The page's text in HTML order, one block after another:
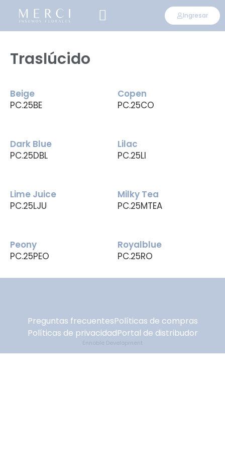
Ingresar
Traslúcido
PC.25BE
Beige
PC.25CO
Copen
PC.25DBL
Dark Blue
PC.25LI
Lilac
PC.25LJU
Lime Juice
PC.25MTEA
Milky Tea
PC.25PEO
Peony
PC.25RO
Royalblue
Preguntas frecuentesPolíticas de compras
Políticas de privacidadPortal de distribudor
Ennoble Development